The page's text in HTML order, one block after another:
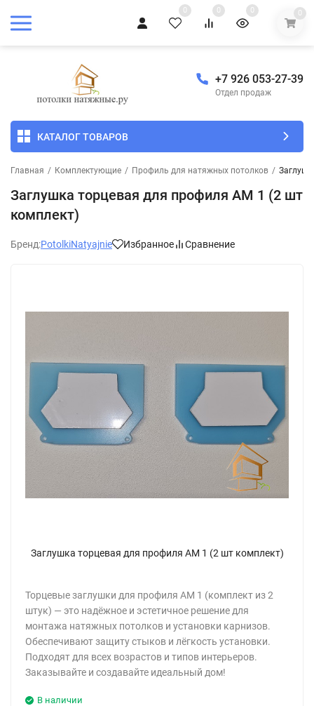
0 0 0 0
+7 926 053-27-39
Отдел продаж
КАТАЛОГ ТОВАРОВ
Главная / Комплектующие / Профиль для натяжных потолков /
Заглушка торцевая для профиля АМ 1 (2 шт
комплект)
Бренд:PotolkiNatyajnie Избранное Сравнение
Заглушка торцевая для профиля АМ 1 (2 шт комплект)
Торцевые заглушки для профиля АМ 1 (комплект из 2
штук) — это надёжное и эстетичное решение для
монтажа натяжных потолков и установки карнизов.
Обеспечивают защиту стыков и лёгкость установки.
Подходят для всех возрастов и типов интерьеров.
Заказывайте и создавайте идеальный дом!
В наличии